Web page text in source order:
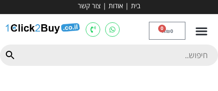
בית | אודות | צור קשר
₪0
0